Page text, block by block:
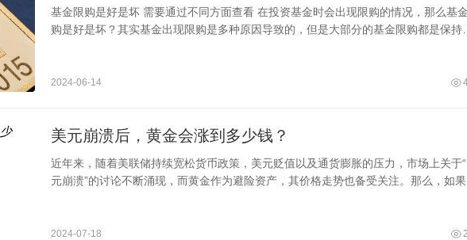
基金限购是好是坏 需要通过不同方面查看 在投资基金时会出现限购的情况，那么基金限
购是好是坏？其实基金出现限购是多种原因导致的，但是大部分的基金限购都是保持基
2024-06-14
美元崩溃后，黄金会涨到多少钱？
近年来，随着美联储持续宽松货币政策，美元贬值以及通货膨胀的压力，市场上关于
元崩溃”的讨论不断涌现，而黄金作为避险资产，其价格走势也备受关注。那么，如果
2024-07-18